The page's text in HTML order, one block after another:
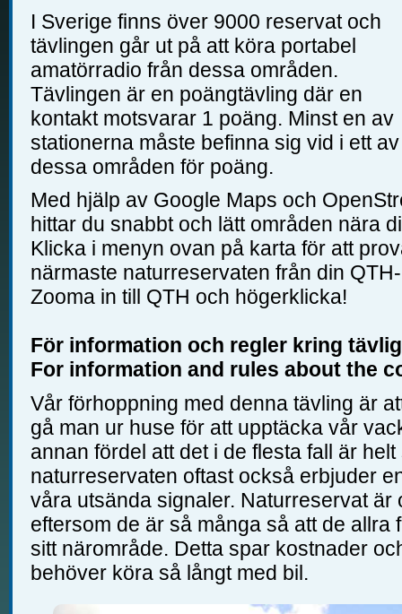
I Sverige finns över 9000 reservat och
tävlingen går ut på att köra portabel
amatörradio från dessa områden.
Tävlingen är en poängtävling där en
kontakt motsvarar 1 poäng. Minst en av
stationerna måste befinna sig vid i ett av
dessa områden för poäng.
Med hjälp av Google Maps och
hittar du snabbt och lätt områden nära
Klicka i menyn ovan på karta för att
närmaste naturreservaten från din
Zooma in till QTH och högerklicka!
För information och regler kring
For information and rules about the
Vår förhoppning med denna tävling är
gå man ur huse för att upptäcka vår
annan fördel att det i de flesta fall är
naturreservaten oftast också erbjuder
våra utsända signaler. Naturreservat är
eftersom de är så många så att de allra
sitt närområde. Detta spar kostnader
behöver köra så långt med bil.